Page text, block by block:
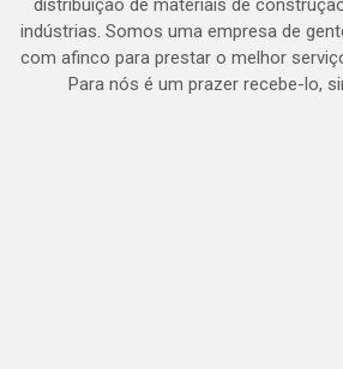
distribuição de materiais de
indústrias. Somos uma empresa de
com afinco para prestar o melhor
Para nós é um prazer recebe-lo,